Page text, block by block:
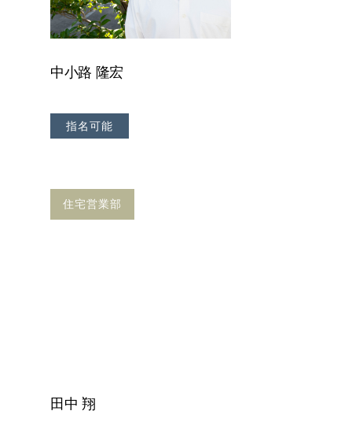
中小路 隆宏
指名可能
住宅営業部
田中 翔